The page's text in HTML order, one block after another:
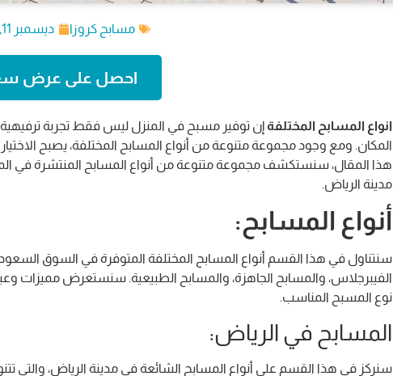
مسابح كروزا ديسمبر 11, 2023
احصل على عرض
انواع المسابح المختلفة إن توفير مسبح في المنزل ليس فقط تجربة
المكان. ومع وجود مجموعة متنوعة من أنواع المسابح المختلفة، يصبح
هذا المقال، سنستكشف مجموعة متنوعة من أنواع المسابح المنتشرة في
مدينة الرياض.
أنواع المسابح:
سنتناول في هذا القسم أنواع المسابح المختلفة المتوفرة في السوق
الفيبرجلاس، والمسابح الجاهزة، والمسابح الطبيعية. سنستعرض مميزات
نوع المسبح المناسب.
المسابح في الرياض:
سنركز في هذا القسم على أنواع المسابح الشائعة في مدينة الرياض، والتي